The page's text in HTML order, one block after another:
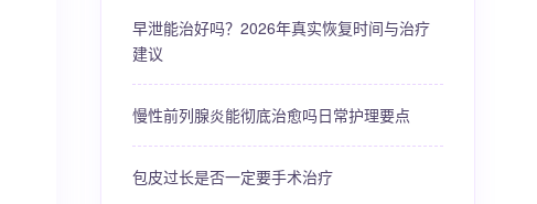
早泄能治好吗？2026年真实恢复时间与治疗
建议
慢性前列腺炎能彻底治愈吗日常护理要点
包皮过长是否一定要手术治疗